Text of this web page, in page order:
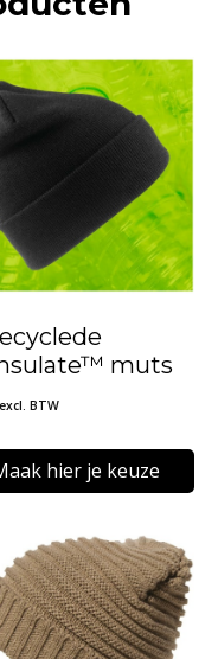
muts
excl. BTW
hier je keuze